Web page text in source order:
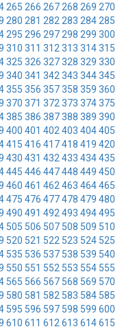
265 266 267 268 269 270
280 281 282 283 284 285
295 296 297 298 299 300
310 311 312 313 314315
325 326 327328 329 330
340 341 342 343 344345
355 356 357358 359 360
370 371 372 373 374375
385 386 387388 389 390
400 401 402 403 404405
415 416 417418 419 420
430 431 432 433 434435
445 446 447448 449 450
460 461 462 463 464465
475 476 477478 479 480
490 491 492 493 494495
505 506 507 508 509 510
520 521 522 523 524 525
535 536 537 538 539 540
550 551 552 553 554 555
565 566 567 568 569 570
580 581 582 583 584 585
595 596 597 598 599 600
610 611 612 613 614615